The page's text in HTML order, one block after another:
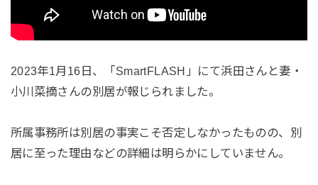
2023年1月16日、「SmartFLASH」にて浜田さんと妻・
小川菜摘さんの別居が報じられました。
所属事務所は別居の事実こそ否定しなかったものの、別
居に至った理由などの詳細は明らかにしていません。